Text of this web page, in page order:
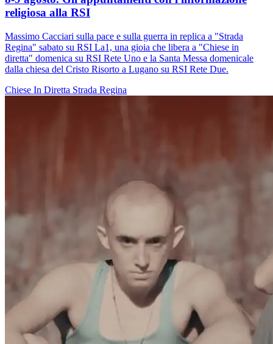
religiosa alla RSI
Massimo Cacciari sulla pace e sulla guerra in replica a "Strada
Regina" sabato su RSI La1, una gioia che libera a "Chiese in
diretta" domenica su RSI Rete Uno e la Santa Messa domenicale
dalla chiesa del Cristo Risorto a Lugano su RSI Rete Due.
Chiese In Diretta Strada Regina